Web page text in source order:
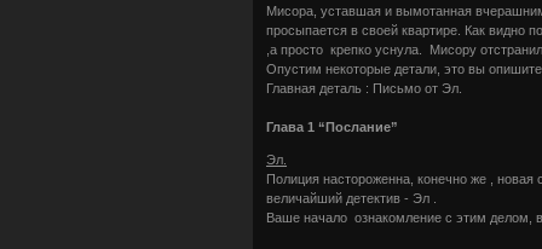
Мисора, уставшая и вымотанная
просыпается в своей квартире. Как видно
,а просто крепко уснула. Мисору
Опустим некоторые детали, это вы
Главная деталь : Письмо от Эл.
Глава 1 “Послание”
Эл.
Полиция настороженна, конечно же ,
величайший детектив - Эл .
Ваше начало ознакомление с этим делом,